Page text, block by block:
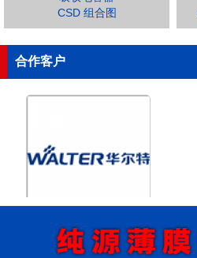
CSD 组合图
合作客户
浙江华尔特机电股份有限公
司